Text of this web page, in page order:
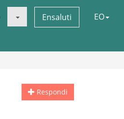
Ensaluti EO
Respondi